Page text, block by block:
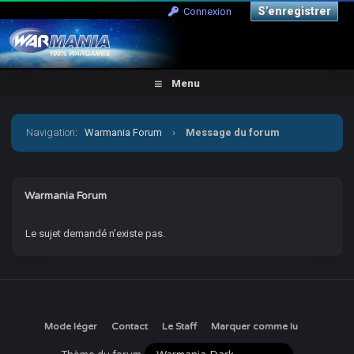
Connexion S’enregistrer
Menu
Navigation:Warmania Forum › Message du forum
Warmania Forum
Le sujet demandé n’existe pas.
Mode léger Contact Le Staff Marquer comme lu